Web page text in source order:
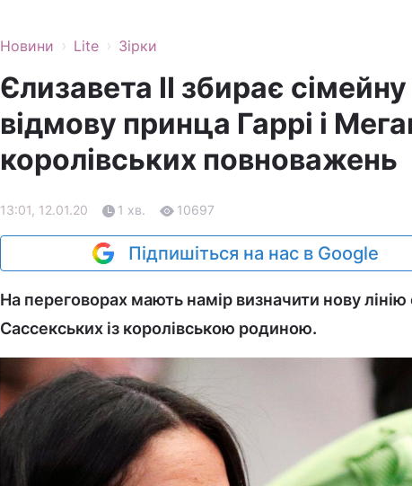
Новини › Lite › Зірки
Єлизавета II збирає
відмову принца Гаррі і
королівських повноважень
13:01, 12.01.20 1 хв. 10697
Підпишіться на нас в Google
На переговорах мають намір визначити нову лінію
Сассекських із королівською родиною.